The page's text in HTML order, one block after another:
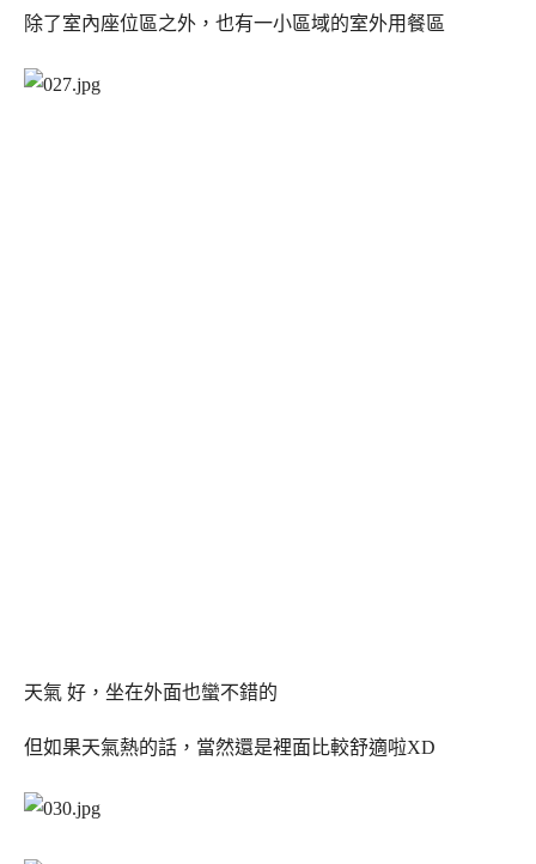
除了室內座位區之外，也有一小區域的室外用餐區
天氣 好，坐在外面也蠻不錯的
但如果天氣熱的話，當然還是裡面比較舒適啦XD